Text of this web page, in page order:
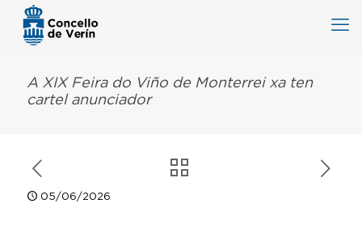
A XIX Feira do Viño de Monterrei xa ten
cartel anunciador
05/06/2026